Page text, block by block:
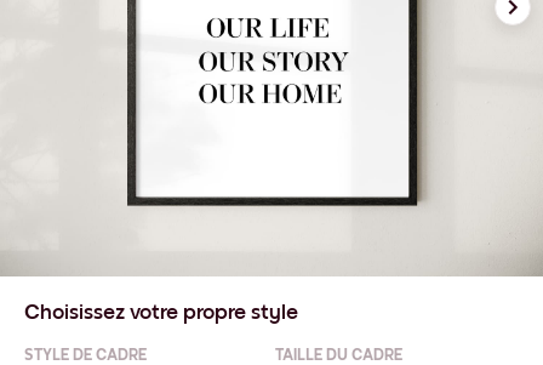
Choisissez votre propre style
STYLE DE CADRE TAILLE DU CADRE